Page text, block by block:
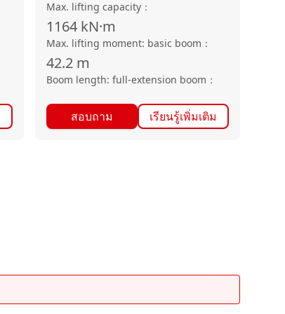
Max. lifting capacity ：
1164 kN·m
Max. lifting moment: basic boom ：
42.2 m
Boom length: full-extension boom ：
สอบถาม เรียนรู้เพิ่มเติม